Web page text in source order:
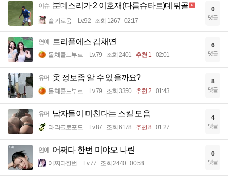
이슈 분데스리가 2 이호재(다름슈타트)데뷔골
슬기로움 Lv.92 조회 1267 02:17
0
댓글
연예 트리플에스 김채연
돌체콜드부르 Lv.79 조회 2401 추천 1 02:01
6
댓글
유머 옷 정보좀 알 수 있을까요?
돌체콜드부르 Lv.79 조회 3350 추천 2 01:43
8
댓글
유머 남자들이 미친다는 스킬 모음
라라크로포드 Lv.87 조회 6178 추천 8 01:27
4
댓글
연예 어쩌다 한번 미야오 나린
어쩌다한번 Lv.77 조회 2440 00:58
0
댓글